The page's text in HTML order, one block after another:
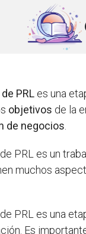
PRL es una
objetivos de la
de negocios
PRL es un
muchos
PRL es una
Es